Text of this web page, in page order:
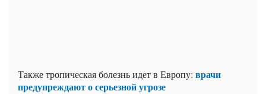
Также тропическая болезнь идет в Европу: врачи
предупреждают о серьезной угрозе